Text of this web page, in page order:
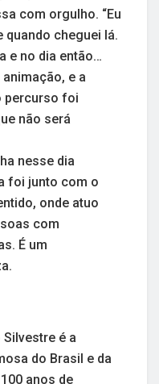
com orgulho. “Eu
quando cheguei lá.
e no dia então…
e a
percurso foi
não será
nesse dia
foi junto com o
onde atuo
com
É um
é a
do Brasil e da
anos de